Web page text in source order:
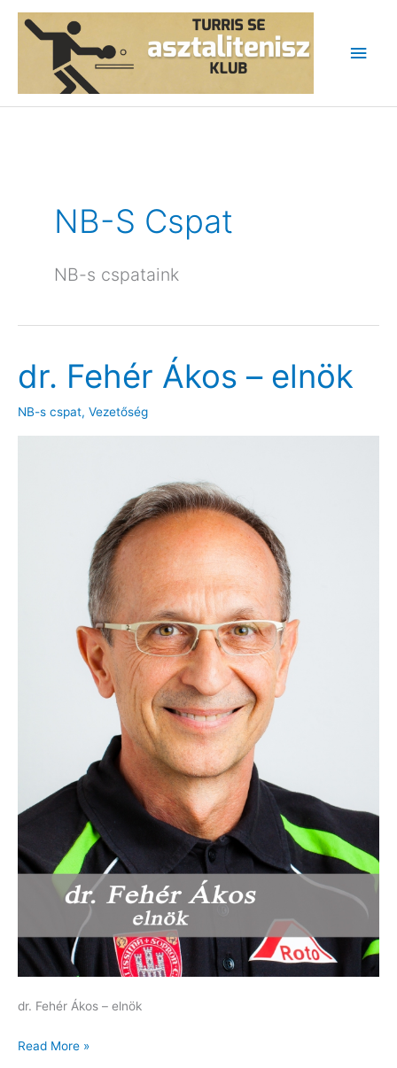
Skip
Main
NB-S Cspat
NB-s cspataink
dr. Fehér Ákos – elnök
NB-s cspat, Vezetőség
dr. Fehér Ákos – elnök
dr.
Read More »